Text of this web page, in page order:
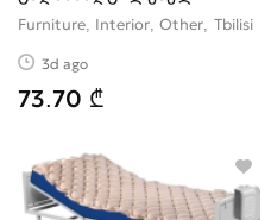
ხელსაწყო
Furniture, Interior, Other Tbilisi
3d ago
73.70 ₾